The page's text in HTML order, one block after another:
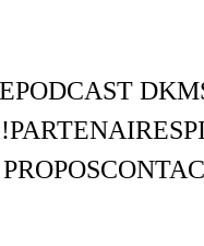
PODCAST DKM
PARTENAIRES